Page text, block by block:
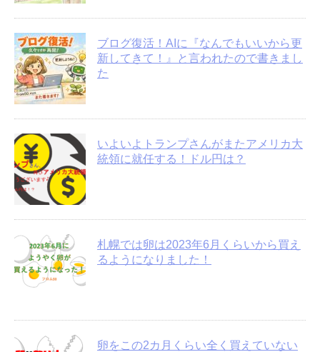
ブログ復活！AIに『なんでもいいから更
新してきて！』と言われたので書きまし
た
いよいよトランプさんがまたアメリカ大
統領に就任する！ドル円は？
札幌では卵は2023年6月くらいから買え
るようになりました！
卵をこの2カ月くらい全く買えていない